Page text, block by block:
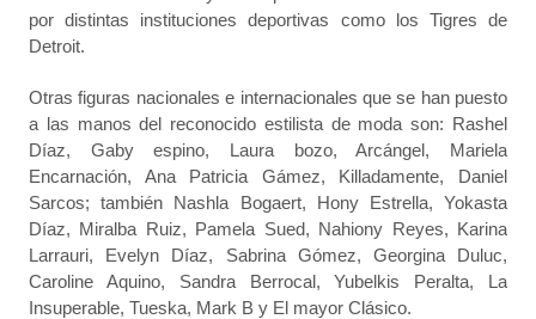
por distintas instituciones deportivas como los Tigres de
Detroit.
Otras figuras nacionales e internacionales que se han puesto
a las manos del reconocido estilista de moda son: Rashel
Díaz, Gaby espino, Laura bozo, Arcángel, Mariela
Encarnación, Ana Patricia Gámez, Killadamente, Daniel
Sarcos; también Nashla Bogaert, Hony Estrella, Yokasta
Díaz, Miralba Ruiz, Pamela Sued, Nahiony Reyes, Karina
Larrauri, Evelyn Díaz, Sabrina Gómez, Georgina Duluc,
Caroline Aquino, Sandra Berrocal, Yubelkis Peralta, La
Insuperable, Tueska, Mark B y El mayor Clásico.